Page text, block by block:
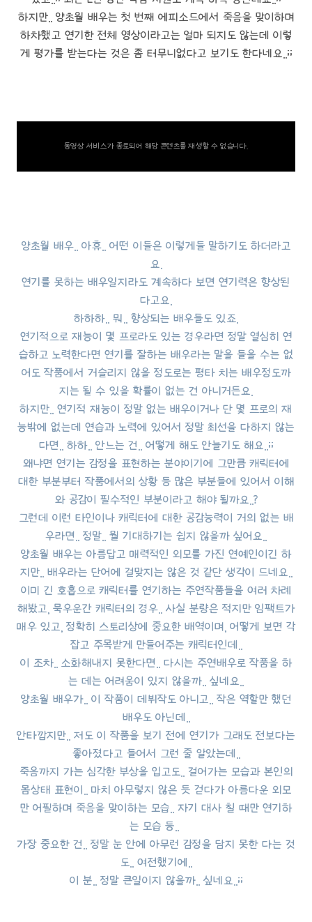
하지만.. 양초월 배우는 첫 번째 에피소드에서 죽음을 맞이하며
하차했고 연기한 전체 영상이라고는 얼마 되지도 않는데 이렇
게 평가를 받는다는 것은 좀 터무니없다고 보기도 한다네요..;;
동영상 서비스가 종료되어 해당 콘텐츠를 재생할 수 없습니다.
양초월 배우.. 아휴.. 어떤 이들은 이렇게들 말하기도 하더라고
요.
연기를 못하는 배우일지라도 계속하다 보면 연기력은 향상된
다고요.
하하하.. 뭐.. 향상되는 배우들도 있죠.
연기적으로 재능이 몇 프로라도 있는 경우라면 정말 열심히 연
습하고 노력한다면 연기를 잘하는 배우라는 말을 들을 수는 없
어도 작품에서 거슬리지 않을 정도로는 평타 치는 배우정도까
지는 될 수 있을 확률이 없는 건 아니거든요.
하지만.. 연기적 재능이 정말 없는 배우이거나 단 몇 프로의 재
능밖에 없는데 연습과 노력에 있어서 정말 최선을 다하지 않는
다면.. 하하.. 안느는 건.. 어떻게 해도 안늘기도 해요..;;
왜냐면 연기는 감정을 표현하는 분야이기에 그만큼 캐릭터에
대한 부분부터 작품에서의 상황 등 많은 부분들에 있어서 이해
와 공감이 필수적인 부분이라고 해야 될까요..?
그런데 이런 타인이나 캐릭터에 대한 공감능력이 거의 없는 배
우라면.. 정말.. 뭘 기대하기는 쉽지 않을까 싶어요..
양초월 배우는 아름답고 매력적인 외모를 가진 연예인이긴 하
지만.. 배우라는 단어에 걸맞지는 않은 것 같단 생각이 드네요..
이미 긴 호흡으로 캐릭터를 연기하는 주연작품들을 여러 차례
해봤고, 묵우운간 캐릭터의 경우.. 사실 분량은 적지만 임팩트가
매우 있고, 정확히 스토리상에 중요한 배역이며, 어떻게 보면 각
잡고 주목받게 만들어주는 캐릭터인데..
이 조차.. 소화해내지 못한다면.. 다시는 주연배우로 작품을 하
는 데는 어려움이 있지 않을까.. 싶네요..
양초월 배우가.. 이 작품이 데뷔작도 아니고.. 작은 역할만 했던
배우도 아닌데..
안타깝지만.. 저도 이 작품을 보기 전에 연기가 그래도 전보다는
좋아졌다고 들어서 그런 줄 알았는데..
죽음까지 가는 심각한 부상을 입고도.. 걸어가는 모습과 본인의
몸상태 표현이.. 마치 아무렇지 않은 듯 걷다가 아름다운 외모
만 어필하며 죽음을 맞이하는 모습.. 자기 대사 칠 때만 연기하
는 모습 등..
가장 중요한 건.. 정말 눈 안에 아무런 감정을 담지 못한 다는 것
도.. 여전했기에..
이 분.. 정말 큰일이지 않을까.. 싶네요..;;